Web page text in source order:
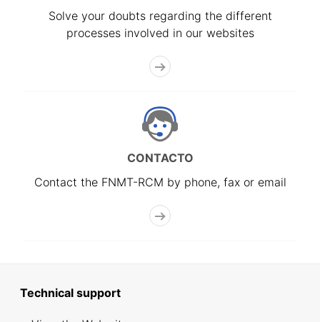
Solve your doubts regarding the different
processes involved in our websites
CONTACTO
Contact the FNMT-RCM by phone, fax or email
Technical support